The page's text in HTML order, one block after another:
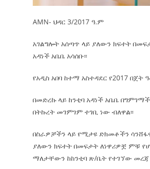
AMN- ህዳር 3/2017 ዓ.ም
አገልግሎት አሰጣጥ ላይ ያለውን ክፍተት
አዳነች አቤቤ አሳሰቡ፡፡
የአዲስአበባ ከተማ አስተዳደር የ2017
በመድረኩ ላይ ከንቲባ አዳነች አቤቤ
በትኩረት መገምገም ተገቢ ነው ብለዋል፡፡
በስራዎቻችን ላይ የሚታዩ ድክመቶችን
ያለውን ክፍተት በመፍታት ለነዋሪዎቿ ምቹ
ማለታቸውን ከከንቲባ ጽ/ቤት የተገኘው መረጃ